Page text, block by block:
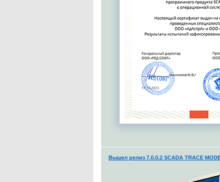
Вышел релиз 7.0.0.2 SCADA TRACE